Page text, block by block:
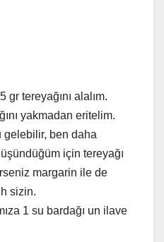
gr tereyağını alalım.
yakmadan eritelim.
gelebilir, ben daha
için tereyağı
margarin ile de
sizin.
1 su bardağı un ilave